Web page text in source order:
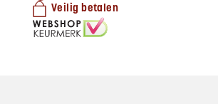
Veilig betalen